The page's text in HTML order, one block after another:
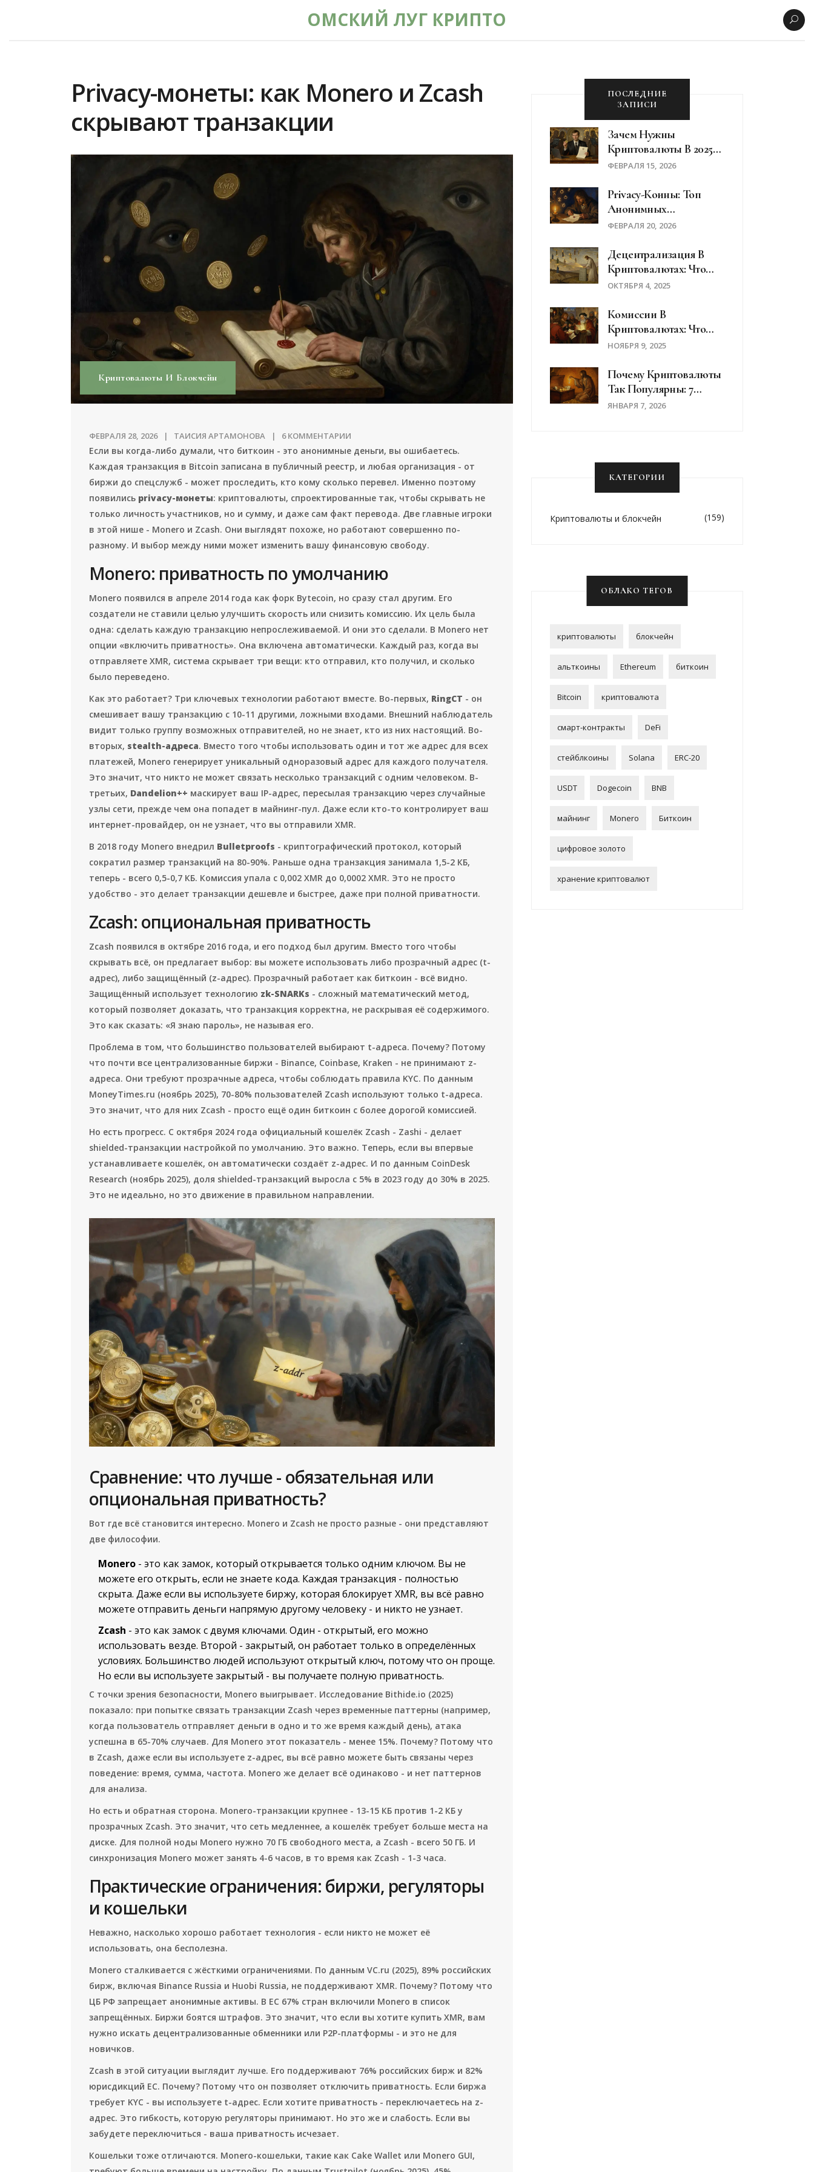
ОМСКИЙ ЛУГ КРИПТО
Privacy-монеты: как Monero и Zcash
скрывают транзакции
Криптовалюты И Блокчейн
ФЕВРАЛЯ 28, 2026 ТАИСИЯ АРТАМОНОВА 6 КОММЕНТАРИИ
Если вы когда-либо думали, что биткоин - это анонимные деньги, вы ошибаетесь.
Каждая транзакция в Bitcoin записана в публичный реестр, и любая организация - от
биржи до спецслужб - может проследить, кто кому сколько перевел. Именно поэтому
появились privacy-монеты: криптовалюты, спроектированные так, чтобы скрывать не
только личность участников, но и сумму, и даже сам факт перевода. Две главные игроки
в этой нише - Monero и Zcash. Они выглядят похоже, но работают совершенно по-
разному. И выбор между ними может изменить вашу финансовую свободу.
Monero: приватность по умолчанию
Monero появился в апреле 2014 года как форк Bytecoin, но сразу стал другим. Его
создатели не ставили целью улучшить скорость или снизить комиссию. Их цель была
одна: сделать каждую транзакцию непрослеживаемой. И они это сделали. В Monero нет
опции «включить приватность». Она включена автоматически. Каждый раз, когда вы
отправляете XMR, система скрывает три вещи: кто отправил, кто получил, и сколько
было переведено.
Как это работает? Три ключевых технологии работают вместе. Во-первых, RingCT - он
смешивает вашу транзакцию с 10-11 другими, ложными входами. Внешний наблюдатель
видит только группу возможных отправителей, но не знает, кто из них настоящий. Во-
вторых, stealth-адреса. Вместо того чтобы использовать один и тот же адрес для всех
платежей, Monero генерирует уникальный одноразовый адрес для каждого получателя.
Это значит, что никто не может связать несколько транзакций с одним человеком. В-
третьих, Dandelion++ маскирует ваш IP-адрес, пересылая транзакцию через случайные
узлы сети, прежде чем она попадет в майнинг-пул. Даже если кто-то контролирует ваш
интернет-провайдер, он не узнает, что вы отправили XMR.
В 2018 году Monero внедрил Bulletproofs - криптографический протокол, который
сократил размер транзакций на 80-90%. Раньше одна транзакция занимала 1,5-2 КБ,
теперь - всего 0,5-0,7 КБ. Комиссия упала с 0,002 XMR до 0,0002 XMR. Это не просто
удобство - это делает транзакции дешевле и быстрее, даже при полной приватности.
Zcash: опциональная приватность
Zcash появился в октябре 2016 года, и его подход был другим. Вместо того чтобы
скрывать всё, он предлагает выбор: вы можете использовать либо прозрачный адрес (t-
адрес), либо защищённый (z-адрес). Прозрачный работает как биткоин - всё видно.
Защищённый использует технологию zk-SNARKs - сложный математический метод,
который позволяет доказать, что транзакция корректна, не раскрывая её содержимого.
Это как сказать: «Я знаю пароль», не называя его.
Проблема в том, что большинство пользователей выбирают t-адреса. Почему? Потому
что почти все централизованные биржи - Binance, Coinbase, Kraken - не принимают z-
адреса. Они требуют прозрачные адреса, чтобы соблюдать правила KYC. По данным
MoneyTimes.ru (ноябрь 2025), 70-80% пользователей Zcash используют только t-адреса.
Это значит, что для них Zcash - просто ещё один биткоин с более дорогой комиссией.
Но есть прогресс. С октября 2024 года официальный кошелёк Zcash - Zashi - делает
shielded-транзакции настройкой по умолчанию. Это важно. Теперь, если вы впервые
устанавливаете кошелёк, он автоматически создаёт z-адрес. И по данным CoinDesk
Research (ноябрь 2025), доля shielded-транзакций выросла с 5% в 2023 году до 30% в 2025.
Это не идеально, но это движение в правильном направлении.
Сравнение: что лучше - обязательная или
опциональная приватность?
Вот где всё становится интересно. Monero и Zcash не просто разные - они представляют
две философии.
Monero - это как замок, который открывается только одним ключом. Вы не
можете его открыть, если не знаете кода. Каждая транзакция - полностью
скрыта. Даже если вы используете биржу, которая блокирует XMR, вы всё равно
можете отправить деньги напрямую другому человеку - и никто не узнает.
Zcash - это как замок с двумя ключами. Один - открытый, его можно
использовать везде. Второй - закрытый, он работает только в определённых
условиях. Большинство людей используют открытый ключ, потому что он проще.
Но если вы используете закрытый - вы получаете полную приватность.
С точки зрения безопасности, Monero выигрывает. Исследование Bithide.io (2025)
показало: при попытке связать транзакции Zcash через временные паттерны (например,
когда пользователь отправляет деньги в одно и то же время каждый день), атака
успешна в 65-70% случаев. Для Monero этот показатель - менее 15%. Почему? Потому что
в Zcash, даже если вы используете z-адрес, вы всё равно можете быть связаны через
поведение: время, сумма, частота. Monero же делает всё одинаково - и нет паттернов
для анализа.
Но есть и обратная сторона. Monero-транзакции крупнее - 13-15 КБ против 1-2 КБ у
прозрачных Zcash. Это значит, что сеть медленнее, а кошелёк требует больше места на
диске. Для полной ноды Monero нужно 70 ГБ свободного места, а Zcash - всего 50 ГБ. И
синхронизация Monero может занять 4-6 часов, в то время как Zcash - 1-3 часа.
Практические ограничения: биржи, регуляторы
и кошельки
Неважно, насколько хорошо работает технология - если никто не может её
использовать, она бесполезна.
Monero сталкивается с жёсткими ограничениями. По данным VC.ru (2025), 89% российских
бирж, включая Binance Russia и Huobi Russia, не поддерживают XMR. Почему? Потому что
ЦБ РФ запрещает анонимные активы. В ЕС 67% стран включили Monero в список
запрещённых. Биржи боятся штрафов. Это значит, что если вы хотите купить XMR, вам
нужно искать децентрализованные обменники или P2P-платформы - и это не для
новичков.
Zcash в этой ситуации выглядит лучше. Его поддерживают 76% российских бирж и 82%
юрисдикций ЕС. Почему? Потому что он позволяет отключить приватность. Если биржа
требует KYC - вы используете t-адрес. Если хотите приватность - переключаетесь на z-
адрес. Это гибкость, которую регуляторы принимают. Но это же и слабость. Если вы
забудете переключиться - ваша приватность исчезает.
Кошельки тоже отличаются. Monero-кошельки, такие как Cake Wallet или Monero GUI,
ПОСЛЕДНИЕ
ЗАПИСИ
Зачем Нужны
Криптовалюты В 2025
Году: Реальные
Использования В
России
ФЕВРАЛЯ 15, 2026
Privacy-Коины: Топ
Анонимных
Криптовалют 2025 Года
ФЕВРАЛЯ 20, 2026
Децентрализация В
Криптовалютах: Что
Это Значит На
ОКТЯБРЯ 4, 2025
Комиссии В
Криптовалютах: Что
Такое Fee И Как
НОЯБРЯ 9, 2025
Почему Криптовалюты
Так Популярны: 7
Причин Роста Интереса
ЯНВАРЯ 7, 2026
КАТЕГОРИИ
Криптовалюты и блокчейн (159)
ОБЛАКО ТЕГОВ
криптовалюты блокчейн
альткоины Ethereum биткоин
Bitcoin криптовалюта
смарт-контракты DeFi
стейблкоины Solana ERC-20
USDT Dogecoin BNB
майнинг Monero Биткоин
цифровое золото
хранение криптовалют